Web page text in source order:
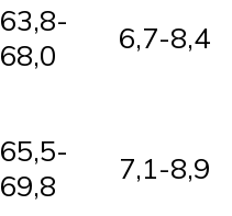
63,8-
68,0
6,7-8,4
65,5-
69,8
7,1-8,9